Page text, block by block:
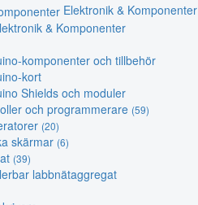
Elektronik & Komponenter
& Komponenter
komponenter och tillbehör
kort
Shields och moduler
och programmerare (59)
(20)
skärmar (6)
(39)
labbnätaggregat